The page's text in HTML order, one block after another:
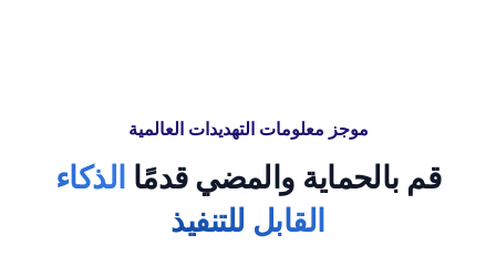
موجز معلومات التهديدات العالمية
قم بالحماية والمضي قدمًا الذكاء
القابل للتنفيذ